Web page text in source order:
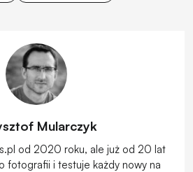
Mularczyk
od 2020 roku, ale już od 20 lat
fotografii i testuje każdy nowy na